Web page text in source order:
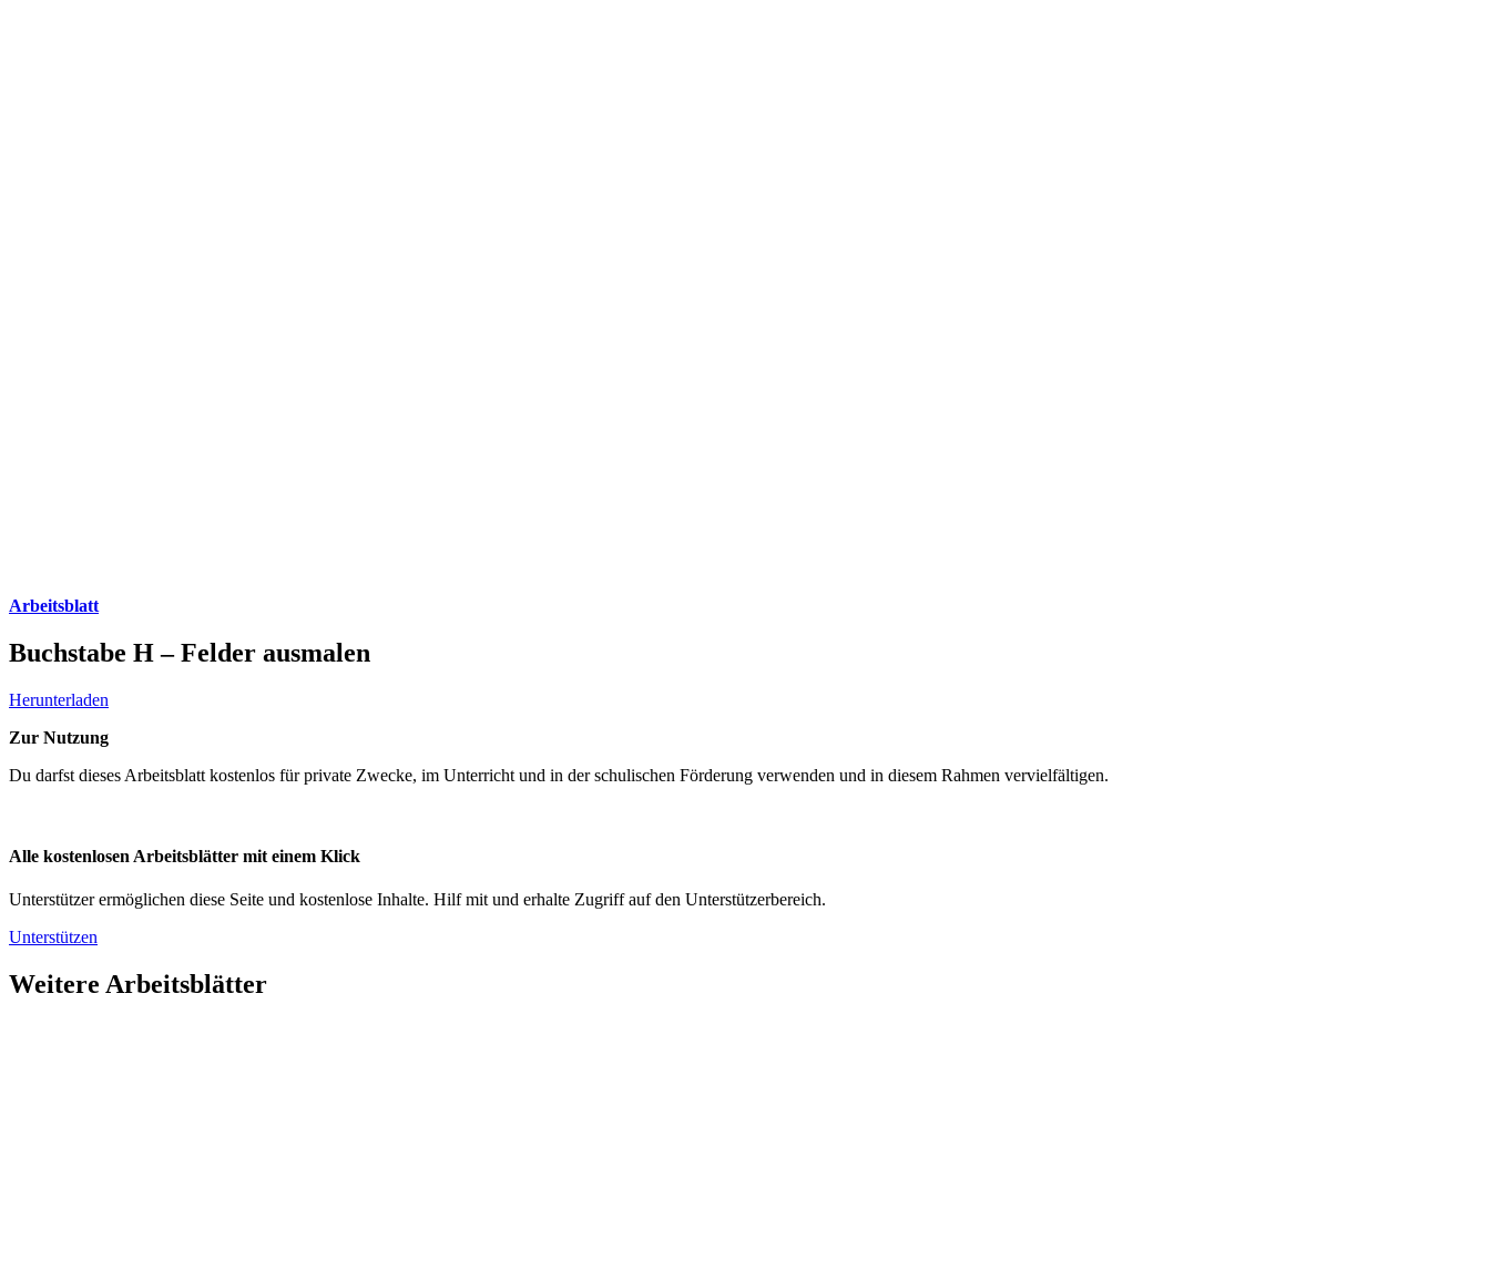
Arbeitsblatt
Buchstabe H – Felder ausmalen
Herunterladen
Zur Nutzung
Du darfst dieses Arbeitsblatt kostenlos für private Zwecke, im Unterricht und in der schulischen Förderung verwenden und in diesem Rahmen vervielfältigen.
Alle kostenlosen Arbeitsblätter mit einem Klick
Unterstützer ermöglichen diese Seite und kostenlose Inhalte. Hilf mit und erhalte Zugriff auf den Unterstützerbereich.
Unterstützen
Weitere Arbeitsblätter